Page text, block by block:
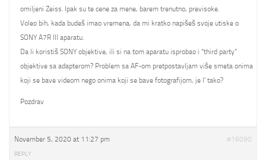
omiljeni Zeiss. Ipak su te cene za mene, barem trenutno, previsoke.
Voleo bih, kada budeš imao vremena, da mi kratko napišeš svoje utiske o
SONY A7R III aparatu.
Da li koristiš SONY objektive, ili si na tom aparatu isprobao i “third party”
objektive sa adapterom? Problem sa AF-om pretpostavljam više smeta onima
koji se bave videom nego onima koji se bave fotografijom, je l’ tako?
Pozdrav
November 5, 2020 at 11:27 pm #16090
REPLY